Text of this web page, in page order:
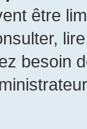
être
besoin